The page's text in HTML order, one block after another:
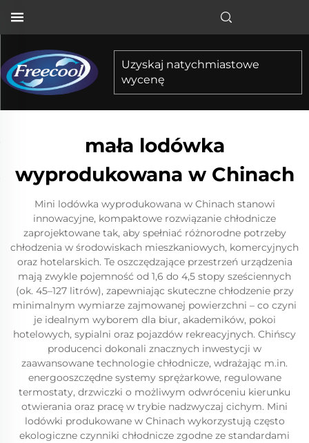
Uzyskaj natychmiastowe
wycenę
mała lodówka
wyprodukowana w Chinach
Mini lodówka wyprodukowana w Chinach stanowi
innowacyjne, kompaktowe rozwiązanie chłodnicze
zaprojektowane tak, aby spełniać różnorodne potrzeby
chłodzenia w środowiskach mieszkaniowych, komercyjnych
oraz hotelarskich. Te oszczędzające przestrzeń urządzenia
mają zwykle pojemność od 1,6 do 4,5 stopy sześciennych
(ok. 45–127 litrów), zapewniając skuteczne chłodzenie przy
minimalnym wymiarze zajmowanej powierzchni – co czyni
je idealnym wyborem dla biur, akademików, pokoi
hotelowych, sypialni oraz pojazdów rekreacyjnych. Chińscy
producenci dokonali znacznych inwestycji w
zaawansowane technologie chłodnicze, wdrażając m.in.
energooszczędne systemy sprężarkowe, regulowane
termostaty, drzwiczki o możliwym odwróceniu kierunku
otwierania oraz pracę w trybie nadzwyczaj cichym. Mini
lodówki produkowane w Chinach wykorzystują często
ekologiczne czynniki chłodnicze zgodne ze standardami